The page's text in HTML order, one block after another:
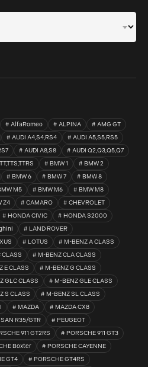
AlfaRomeo ALPINA
AMG GT
AUDI A4,S4,RS4
AUDI A5,S5,RS5
AUDI A8,S8
AUDI Q2,Q3,Q5,Q7
BMW 1
BMW 2
BMW 6 BMW 7
BMW 8
M5 BMW M6
BMW M8
Z4 CAMARO
CHEVROLET
HONDA CIVIC
HONDA S2000
LAND ROVER
LOTUS
M-BENZ A CLASS
CLASS
M-BENZ CLA CLASS
E CLASS
M-BENZ G CLASS
GLC CLASS
M-BENZ GLE CLASS
S CLASS
M-BENZ SL CLASS
MAZDA
MAZDA CX8
R35/GTR
PEUGEOT
911 GT2RS
PORSCHE 911 GT3
Boxter
PORSCHE CAYENNE
GT4
PORSCHE GT4RS